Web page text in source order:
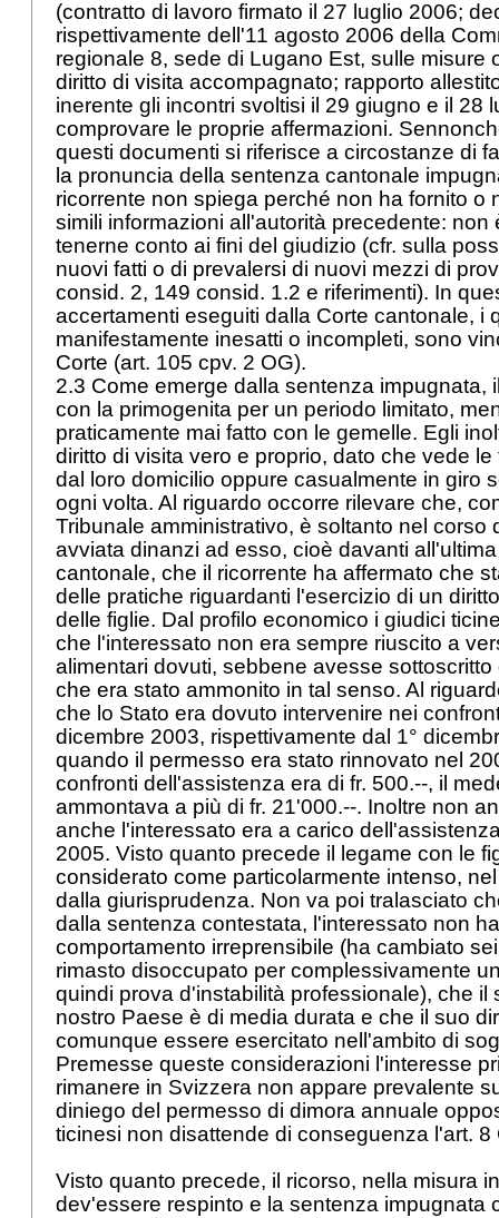
(contratto di lavoro firmato il 27 luglio 2006;
rispettivamente dell'11 agosto 2006 della
regionale 8, sede di Lugano Est, sulle misure
diritto di visita accompagnato; rapporto
inerente gli incontri svoltisi il 29 giugno e il 28
comprovare le proprie affermazioni.
questi documenti si riferisce a circostanze di
la pronuncia della sentenza cantonale
ricorrente non spiega perché non ha fornito o
simili informazioni all'autorità precedente: non
tenerne conto ai fini del giudizio (cfr. sulla
nuovi fatti o di prevalersi di nuovi mezzi di
consid. 2, 149 consid. 1.2 e riferimenti). In
accertamenti eseguiti dalla Corte cantonale, i
manifestamente inesatti o incompleti, sono
Corte (art. 105 cpv. 2 OG).
2.3 Come emerge dalla sentenza impugnata,
con la primogenita per un periodo limitato,
praticamente mai fatto con le gemelle. Egli
diritto di visita vero e proprio, dato che vede
dal loro domicilio oppure casualmente in giro
ogni volta. Al riguardo occorre rilevare che,
Tribunale amministrativo, è soltanto nel corso
avviata dinanzi ad esso, cioè davanti
cantonale, che il ricorrente ha affermato che
delle pratiche riguardanti l'esercizio di un
delle figlie. Dal profilo economico i giudici
che l'interessato non era sempre riuscito a
alimentari dovuti, sebbene avesse
che era stato ammonito in tal senso. Al
che lo Stato era dovuto intervenire nei
dicembre 2003, rispettivamente dal 1°
quando il permesso era stato rinnovato nel
confronti dell'assistenza era di fr. 500.--, il
ammontava a più di fr. 21'000.--. Inoltre non
anche l'interessato era a carico
2005. Visto quanto precede il legame con le
considerato come particolarmente intenso,
dalla giurisprudenza. Non va poi tralasciato
dalla sentenza contestata, l'interessato non
comportamento irreprensibile (ha cambiato
rimasto disoccupato per complessivamente
quindi prova d'instabilità professionale), che il
nostro Paese è di media durata e che il suo
comunque essere esercitato nell'ambito di
Premesse queste considerazioni l'interesse
rimanere in Svizzera non appare prevalente
diniego del permesso di dimora annuale
ticinesi non disattende di conseguenza l'art. 8
Visto quanto precede, il ricorso, nella misura
dev'essere respinto e la sentenza impugnata